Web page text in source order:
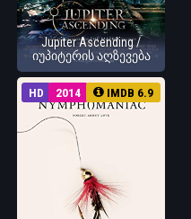
Jupiter Ascending /
იუპიტერის აღზევება
HD 2014 IMDB 6.9